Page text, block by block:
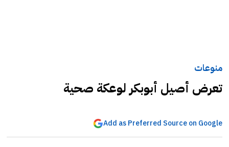
منوعات
تعرض أصيل أبوبكر لوعكة صحية
Add as Preferred Source on Google